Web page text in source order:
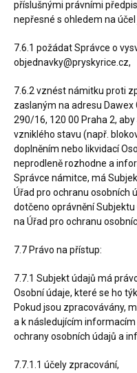
příslušnými právními
nepřesné s ohledem na
7.6.1 požádat Správce o
objednavky@pryskyrice.cz,
7.6.2 vznést námitku proti
zaslaným na adresu Dawex
290/16, 120 00 Praha 2, aby
vzniklého stavu (např.
doplněním nebo likvidací
neprodleně rozhodne a
Správce námitce, má
Úřad pro ochranu osobních
dotčeno oprávnění
na Úřad pro ochranu
7.7 Právo na přístup:
7.7.1 Subjekt údajů má
Osobní údaje, které se ho
Pokud jsou zpracovávány,
a k následujícím
ochrany osobních údajů a
7.7.1.1 účely zpracování,